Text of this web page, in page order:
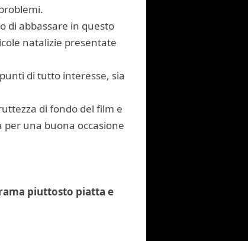
di abbassare in questo
natalizie presentate
di tutto interesse, sia
di fondo del film e
una buona occasione
piuttosto piatta e